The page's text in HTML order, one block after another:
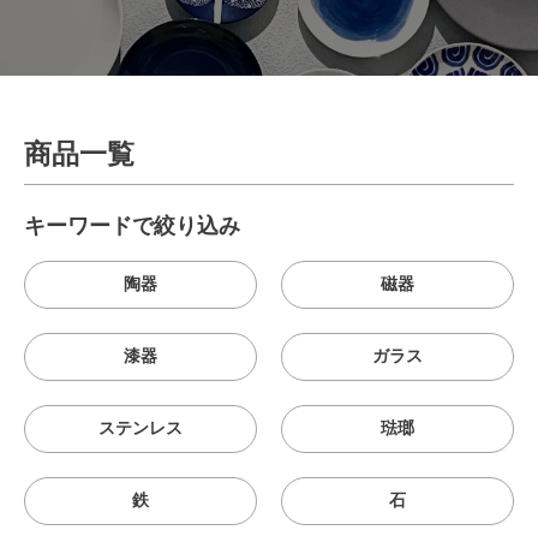
商品一覧
キーワードで絞り込み
陶器 磁器
漆器 ガラス
ステンレス 琺瑯
鉄 石